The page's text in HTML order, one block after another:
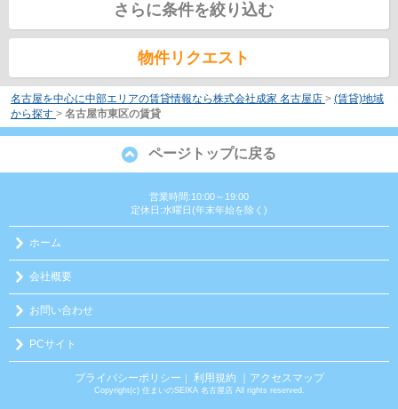
さらに条件を絞り込む
物件リクエスト
名古屋を中心に中部エリアの賃貸情報なら株式会社成家 名古屋店 > (賃貸)地域
から探す > 名古屋市東区の賃貸
ページトップに戻る
営業時間:10:00～19:00
定休日:水曜日(年末年始を除く)
ホーム
会社概要
お問い合わせ
PCサイト
プライバシーポリシー ｜ 利用規約 ｜アクセスマップ
Copyright(c) 住まいのSEIKA 名古屋店 All rights reserved.